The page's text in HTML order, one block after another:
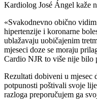
Kardiolog José Ángel kaže
«Svakodnevno obično
hipertenzije i koronarne
ublažavaju uobičajenim
mjeseci doze se moraju
Cardio NJR to više nije bilo
Rezultati dobiveni u mjesec
potpunosti poštivali svoje
razloga preporučujem ga